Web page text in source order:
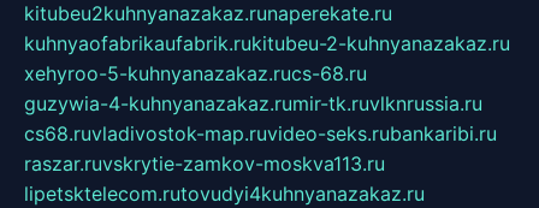
kitubeu2kuhnyanazakaz.runaperekate.ru
kuhnyaofabrikaufabrik.rukitubeu-2-kuhnyanazakaz.ru
xehyroo-5-kuhnyanazakaz.rucs-68.ru
guzywia-4-kuhnyanazakaz.rumir-tk.ruvlknrussia.ru
cs68.ruvladivostok-map.ruvideo-seks.rubankaribi.ru
raszar.ruvskrytie-zamkov-moskva113.ru
lipetsktelecom.rutovudyi4kuhnyanazakaz.ru